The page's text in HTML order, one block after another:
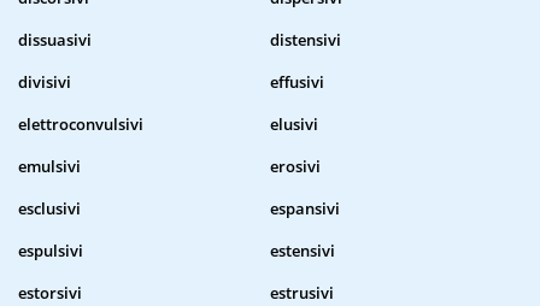
dissuasivi
distensivi
divisivi
effusivi
elettroconvulsivi
elusivi
emulsivi
erosivi
esclusivi
espansivi
espulsivi
estensivi
estorsivi
estrusivi